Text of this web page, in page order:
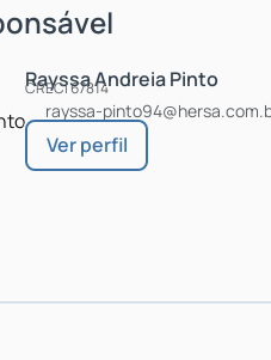
Rayssa Andreia Pinto
CRECI67814
rayssa-